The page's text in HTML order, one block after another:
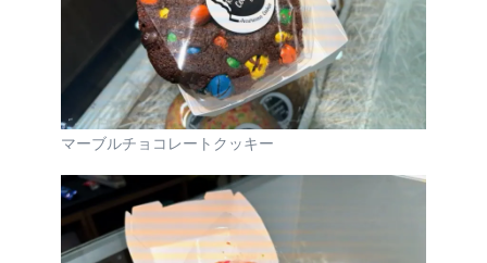
マーブルチョコレートクッキー